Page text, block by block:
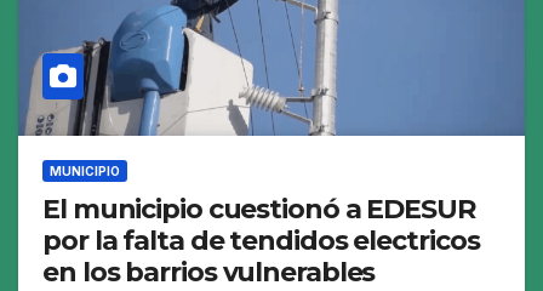
MUNICIPIO
El municipio cuestionó a EDESUR
por la falta de tendidos electricos
en los barrios vulnerables